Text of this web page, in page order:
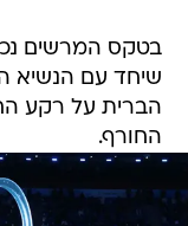
בטקס המרשים
שיחד עם הנשיא
הברית על רקע
החורף.